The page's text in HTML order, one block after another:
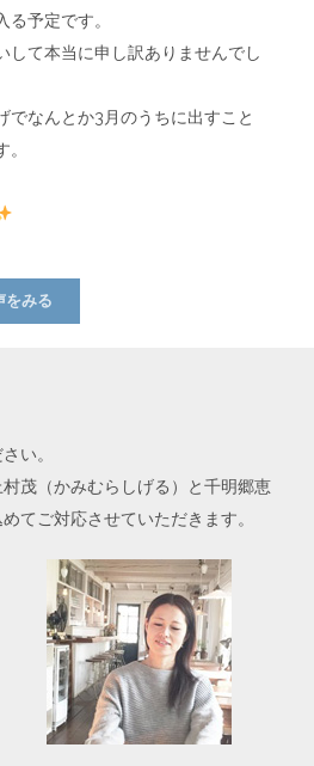
る予定です。
して本当に申し訳ありませんでし
でなんとか3月のうちに出すこと
をみる
い。
茂（かみむらしげる）と千明郷恵
てご対応させていただきます。